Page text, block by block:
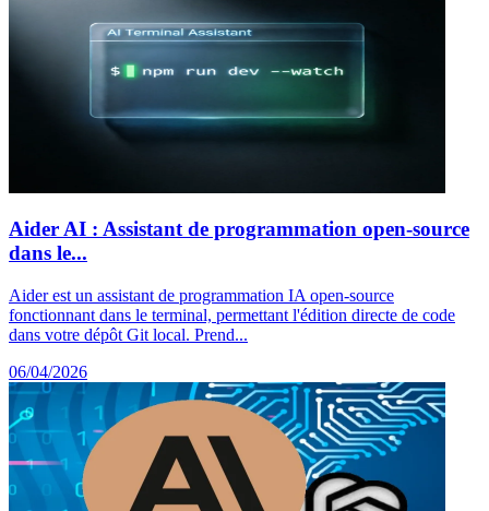
Aider AI : Assistant de programmation open-source
dans le...
Aider est un assistant de programmation IA open-source
fonctionnant dans le terminal, permettant l'édition directe de code
dans votre dépôt Git local. Prend...
06/04/2026